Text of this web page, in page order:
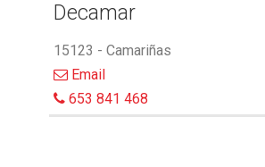
Decamar
15123 - Camariñas
Email
653 841 468